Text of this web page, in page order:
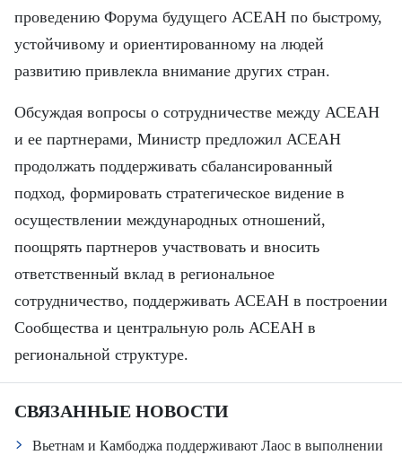
проведению Форума будущего АСЕАН по быстрому,
устойчивому и ориентированному на людей
развитию привлекла внимание других стран.
Обсуждая вопросы о сотрудничестве между АСЕАН
и ее партнерами, Министр предложил АСЕАН
продолжать поддерживать сбалансированный
подход, формировать стратегическое видение в
осуществлении международных отношений,
поощрять партнеров участвовать и вносить
ответственный вклад в региональное
сотрудничество, поддерживать АСЕАН в построении
Сообщества и центральную роль АСЕАН в
региональной структуре.
СВЯЗАННЫЕ НОВОСТИ
Вьетнам и Камбоджа поддерживают Лаос в выполнении